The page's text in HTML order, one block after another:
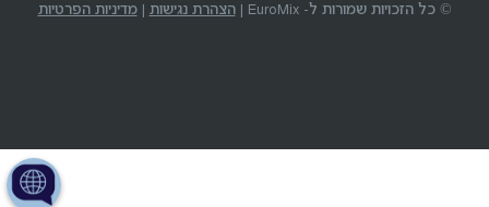
© כל הזכויות שמורות ל- EuroMix | הצהרת נגישות| מדיניות הפרטיות